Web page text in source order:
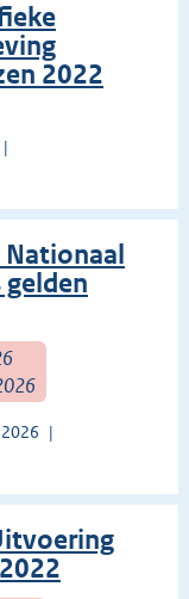
2022
Nationaal